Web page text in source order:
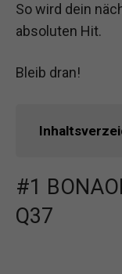
So wird dein
absoluten Hit.
Bleib dran!
#1
Q37